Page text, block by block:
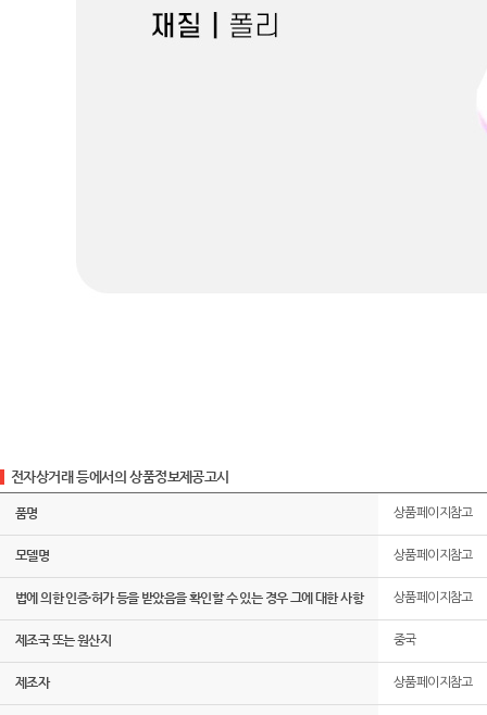
전자상거래 등에서의 상품정보제공고시
품명 상품페이지참고
모델명 상품페이지참고
법에 의한 인증·허가 등을 받았음을 확인할 수 있는 경우 그에 대한 사항 상품페이지참고
제조국 또는 원산지 중국
제조자 상품페이지참고